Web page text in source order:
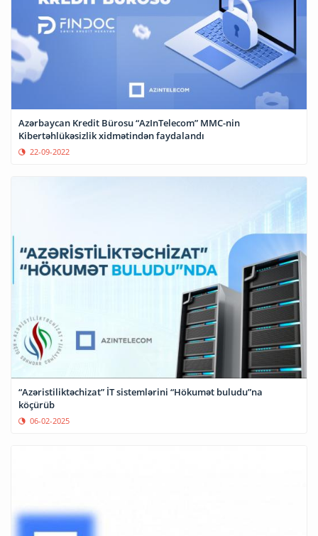
Azərbaycan Kredit Bürosu “AzInTelecom” MMC-nin
22-09-2022
“Azəristiliktəchizat” İT sistemlərini “Hökumət buludu”na
köçürüb
06-02-2025